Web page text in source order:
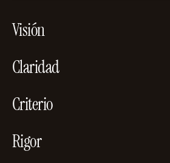
Visión
Claridad
Criterio
Rigor